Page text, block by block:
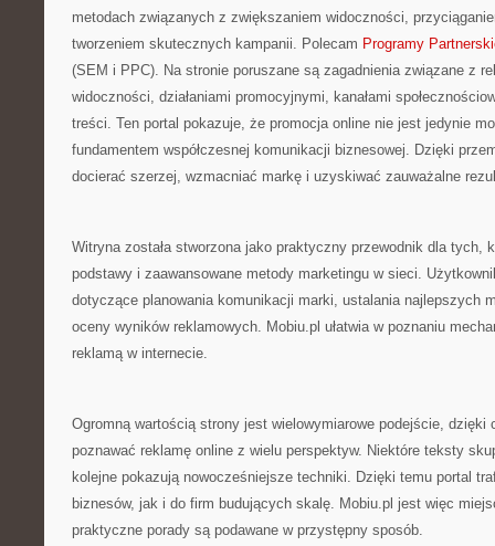
metodach związanych z zwiększaniem widoczności,
tworzeniem skutecznych kampanii. Polecam Programy
(SEM i PPC). Na stronie poruszane są zagadnienia związane z
widoczności, działaniami promocyjnymi, kanałami
treści. Ten portal pokazuje, że promocja online nie jest jedynie
fundamentem współczesnej komunikacji biznesowej. Dzięki
docierać szerzej, wzmacniać markę i uzyskiwać zauważalne
Witryna została stworzona jako praktyczny przewodnik dla tych,
podstawy i zaawansowane metody marketingu w sieci.
dotyczące planowania komunikacji marki, ustalania najlepszych
oceny wyników reklamowych. Mobiu.pl ułatwia w poznaniu
reklamą w internecie.
Ogromną wartością strony jest wielowymiarowe podejście, dzięki
poznawać reklamę online z wielu perspektyw. Niektóre teksty
kolejne pokazują nowocześniejsze techniki. Dzięki temu portal
biznesów, jak i do firm budujących skalę. Mobiu.pl jest więc
praktyczne porady są podawane w przystępny sposób.